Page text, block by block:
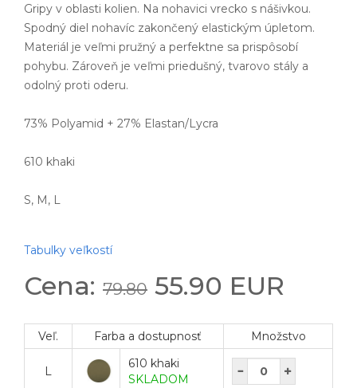
Gripy v oblasti kolien. Na nohavici vrecko s nášivkou.
Spodný diel nohavíc zakončený elastickým úpletom.
Materiál je veľmi pružný a perfektne sa prispôsobí
pohybu. Zároveň je veľmi priedušný, tvarovo stály a
odolný proti oderu.
73% Polyamid + 27% Elastan/Lycra
610 khaki
S, M, L
Tabulky veľkostí
Cena: 79.80 55.90 EUR
Veľ. Farba a dostupnosť Množstvo
L
610 khaki
SKLADOM